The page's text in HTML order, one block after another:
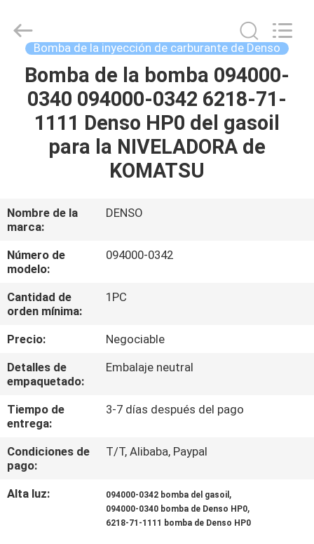
CASA
PRODUCTOS
VÍDEOS
SOBRE
NOSOTROS
POR
LA
CONTROL
DE
CALIDAD
Parts
Reserved.
Bomba de la inyección de carburante de Denso
Bomba de la bomba 094000-
0340 094000-0342 6218-71-
1111 Denso HP0 del gasoil
para la NIVELADORA de
KOMATSU
Nombre de la
marca:
DENSO
Número de
modelo:
094000-0342
Cantidad de
orden mínima:
1PC
Precio:
Negociable
Detalles de
empaquetado:
Embalaje neutral
Tiempo de
entrega:
3-7 días después del pago
Condiciones de
pago:
T/T, Alibaba, Paypal
Alta luz: 094000-0342 bomba del gasoil ,
094000-0340 bomba de Denso HP0,
6218-71-1111 bomba de Denso HP0